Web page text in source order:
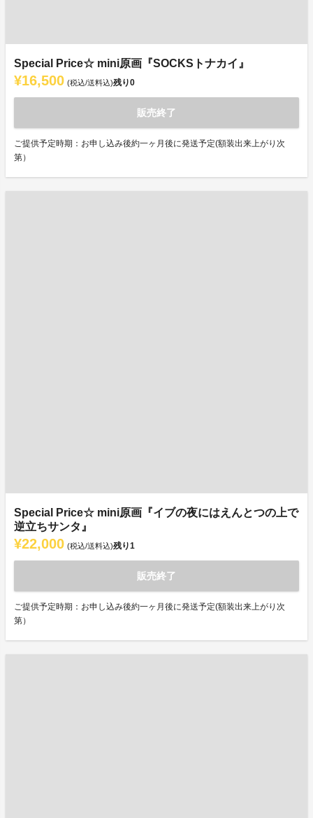
Special Price☆ mini原画『SOCKSトナカイ』
¥16,500 (税込/送料込)残り0
販売終了
ご提供予定時期：お申し込み後約一ヶ月後に発送予定(額装出来上がり次
第）
Special Price☆ mini原画『イブの夜にはえんとつの上で
逆立ちサンタ』
¥22,000 (税込/送料込)残り1
販売終了
ご提供予定時期：お申し込み後約一ヶ月後に発送予定(額装出来上がり次
第）